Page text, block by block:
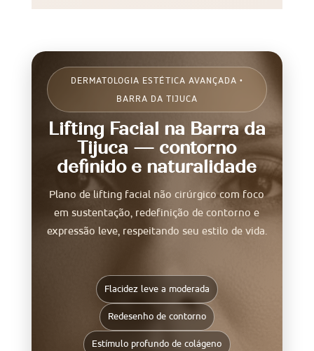
DERMATOLOGIA ESTÉTICA AVANÇADA •
BARRA DA TIJUCA
Lifting Facial na Barra da
Tijuca — contorno
definido e naturalidade
Plano de lifting facial não cirúrgico com foco
em sustentação, redefinição de contorno e
expressão leve, respeitando seu estilo de vida.
Flacidez leve a moderada
Redesenho de contorno
Estímulo profundo de colágeno